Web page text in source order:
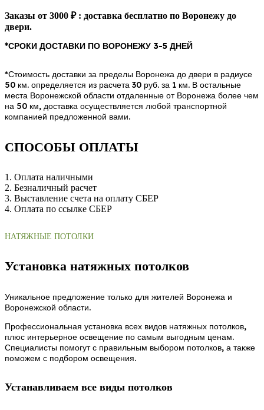
Заказы от 3000 ₽ : доставка бесплатно по Воронежу до
двери.
*СРОКИ ДОСТАВКИ ПО ВОРОНЕЖУ 3-5 ДНЕЙ
*Стоимость доставки за пределы Воронежа до двери в радиусе
50 км. определяется из расчета 30 руб. за 1 км. В остальные
места Воронежской области отдаленные от Воронежа более чем
на 50 км, доставка осуществляется любой транспортной
компанией предложенной вами.
СПОСОБЫ ОПЛАТЫ
1. Оплата наличными
2. Безналичный расчет
3. Выставление счета на оплату СБЕР
4. Оплата по ссылке СБЕР
НАТЯЖНЫЕ ПОТОЛКИ
Установка натяжных потолков
Уникальное предложение только для жителей Воронежа и
Воронежской области.
Профессиональная установка всех видов натяжных потолков,
плюс интерьерное освещение по самым выгодным ценам.
Специалисты помогут с правильным выбором потолков, а также
поможем с подбором освещения.
Устанавливаем все виды потолков